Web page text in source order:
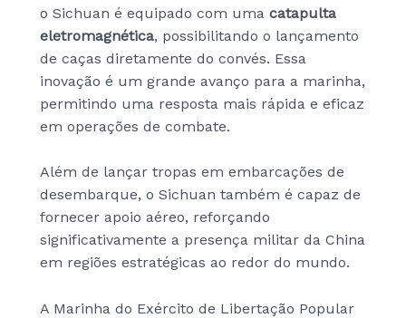
o Sichuan é equipado com uma catapulta
eletromagnética, possibilitando o lançamento
de caças diretamente do convés. Essa
inovação é um grande avanço para a marinha,
permitindo uma resposta mais rápida e eficaz
em operações de combate.
Além de lançar tropas em embarcações de
desembarque, o Sichuan também é capaz de
fornecer apoio aéreo, reforçando
significativamente a presença militar da China
em regiões estratégicas ao redor do mundo.
A Marinha do Exército de Libertação Popular